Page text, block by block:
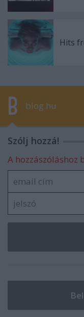
Hits
blog.hu
Szólj hozzá!
A hozzászóláshoz